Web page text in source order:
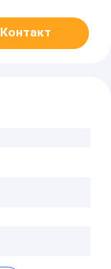
Контакт